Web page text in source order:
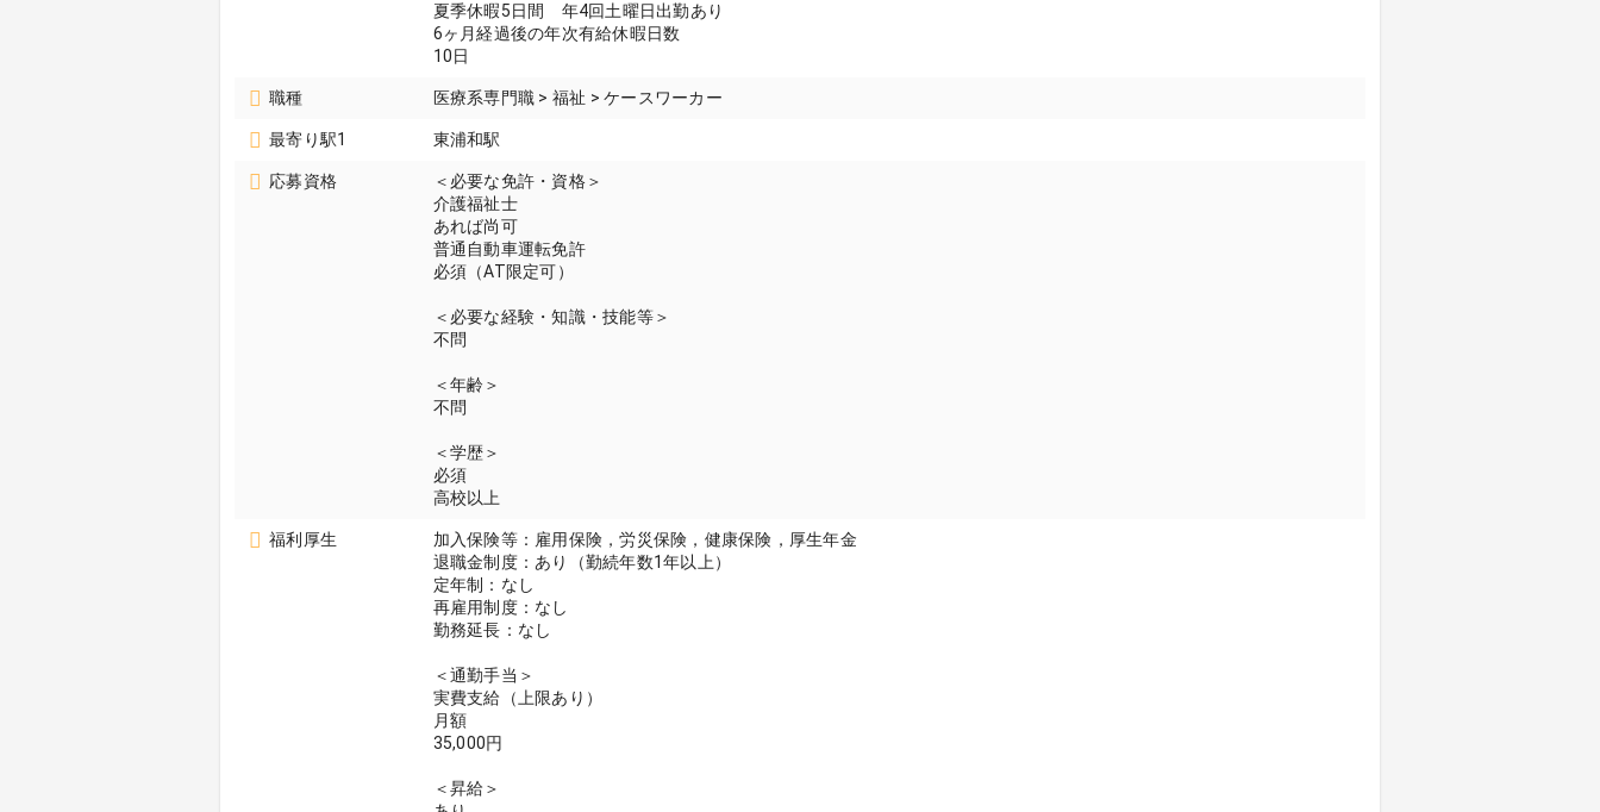
夏季休暇5日間 年4回土曜日出勤あり
6ヶ月経過後の年次有給休暇日数
10日
職種 医療系専門職 > 福祉 > ケースワーカー
最寄り駅1 東浦和駅
応募資格
＜必要な免許・資格＞
介護福祉士
あれば尚可
普通自動車運転免許
必須（AT限定可）
＜必要な経験・知識・技能等＞
不問
＜年齢＞
不問
＜学歴＞
必須
高校以上
福利厚生
加入保険等：雇用保険，労災保険，健康保険，厚生年金
退職金制度：あり（勤続年数1年以上）
定年制：なし
再雇用制度：なし
勤務延長：なし
＜通勤手当＞
実費支給（上限あり）
月額
35,000円
＜昇給＞